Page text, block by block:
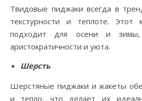
Твидовые пиджаки всегда в
текстурности и теплоте. Этот
подходит для осени и зимы,
аристократичности и уюта.
Шерсть
Шерстяные пиджаки и жакеты
и тепло, что делает их